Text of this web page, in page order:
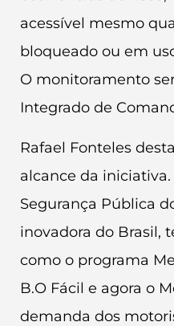
acessível mesmo
bloqueado ou em
O monitoramento
Integrado de
Rafael Fonteles
alcance da iniciativa.
Segurança Pública
inovadora do Brasil,
como o programa
B.O Fácil e agora o
demanda dos